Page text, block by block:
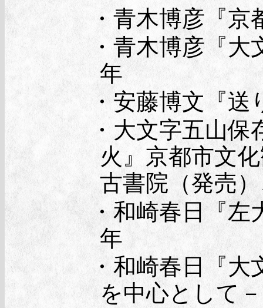
・青木博彦『
・青木博彦『
年
・安藤博文『
・大文字五山
火』京都市文
古書院（発売
・和崎春日『左
年
・和崎春日『
を中心として